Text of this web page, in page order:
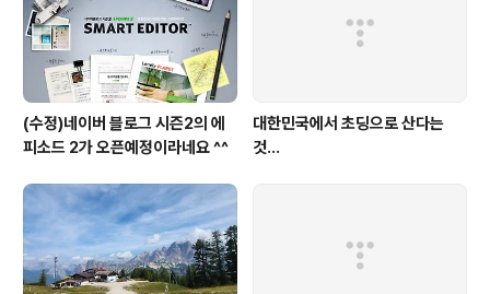
(수정)네이버 블로그 시즌2의 에
피소드 2가 오픈예정이라네요 ^^
대한민국에서 초딩으로 산다는
것...